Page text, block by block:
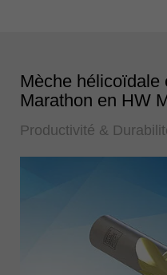
Mèche hélicoïdale
Marathon en HW
Productivité &